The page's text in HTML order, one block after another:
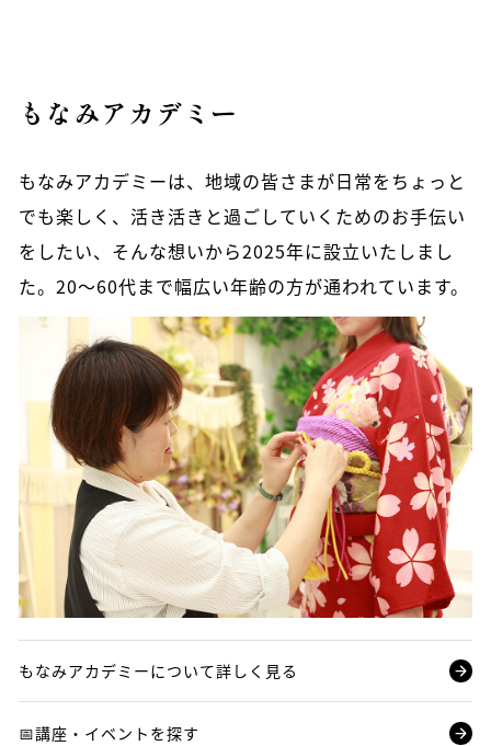
もなみアカデミー
もなみアカデミーは、地域の皆さまが日常をちょっと
でも楽しく、活き活きと過ごしていくためのお手伝い
をしたい、そんな想いから2025年に設立いたしまし
た。20～60代まで幅広い年齢の方が通われています。
もなみアカデミーについて詳しく見る
📅講座・イベントを探す